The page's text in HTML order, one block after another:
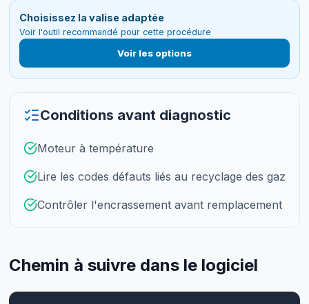
Choisissez la valise adaptée
Voir l'outil recommandé pour cette procédure
Voir les options
Conditions avant diagnostic
Moteur à température
Lire les codes défauts liés au recyclage des gaz
Contrôler l'encrassement avant remplacement
Chemin à suivre dans le logiciel